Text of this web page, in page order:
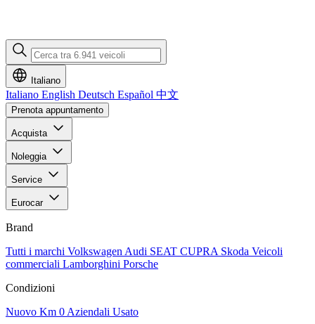
Italiano
Italiano English Deutsch Español 中文
Prenota appuntamento
Acquista
Noleggia
Service
Eurocar
Brand
Tutti i marchi Volkswagen Audi SEAT CUPRA Skoda Veicoli
commerciali Lamborghini Porsche
Condizioni
Nuovo Km 0 Aziendali Usato